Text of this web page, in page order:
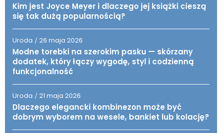
Kim jest Joyce Meyer i dlaczego jej książki cieszą
się tak dużą popularnością?
Uroda / 26 maja 2026
Modne torebki na szerokim pasku — skórzany
dodatek, który łączy wygodę, styl i codzienną
funkcjonalność
Uroda / 21 maja 2026
Dlaczego elegancki kombinezon może być
dobrym wyborem na wesele, bankiet lub kolację?